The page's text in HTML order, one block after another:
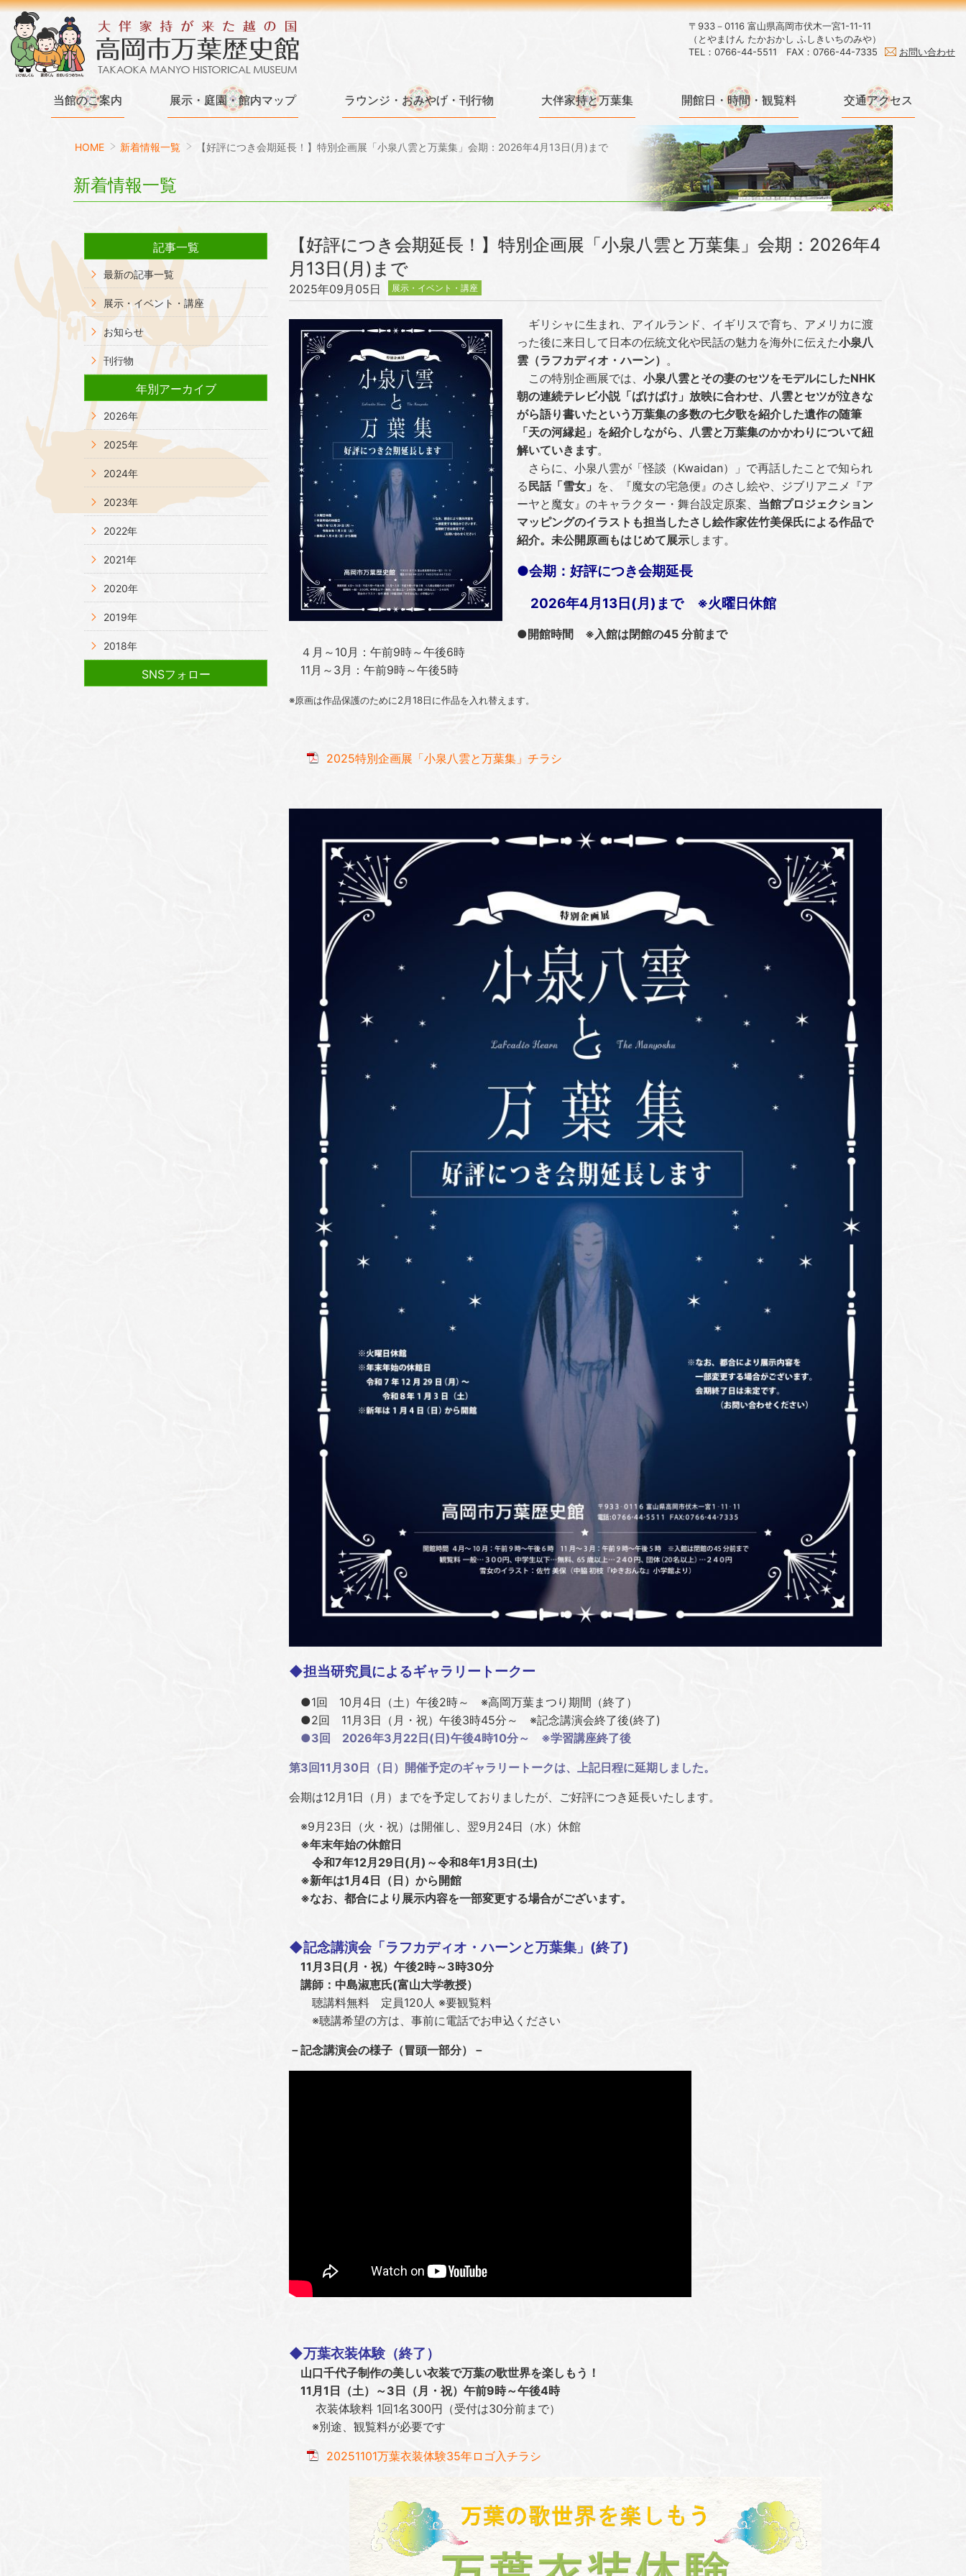
〒933－0116 富山県高岡市伏木一宮1-11-11
（とやまけん たかおかし ふしきいちのみや）
TEL：0766-44-5511 FAX：0766-44-7335 お問い合わせ
当館のご案内 展示・庭園・館内マップ ラウンジ・おみやげ・刊行物 大伴家持と万葉集 開館日・時間・観覧料 交通アクセス
HOME 新着情報一覧 【好評につき会期延長！】特別企画展「小泉八雲と万葉集」会期：2026年4月13日(月)まで
新着情報一覧
【好評につき会期延長！】特別企画展「小泉八雲と万葉集」会期：2026年4
月13日(月)まで
2025年09月05日 展示・イベント・講座
ギリシャに生まれ、アイルランド、イギリスで育ち、アメリカに渡
った後に来日して日本の伝統文化や民話の魅力を海外に伝えた小泉八
雲（ラフカディオ・ハーン） 。
この特別企画展では、 小泉八雲とその妻のセツをモデルにしたNHK
朝の連続テレビ小説「ばけばけ」放映に合わせ、八雲とセツが泣きな
がら語り書いたという万葉集の多数の七夕歌を紹介した遺作の随筆
「天の河縁起」を紹介しながら、八雲と万葉集のかかわりについて紐
解いていきます。
さらに、小泉八雲が「怪談（Kwaidan）」で再話したことで知られ
る 民話「雪女」 を、『魔女の宅急便』のさし絵や、ジブリアニメ『ア
ーヤと魔女』のキャラクター・舞台設定原案、 当館プロジェクション
マッピングのイラストも担当したさし絵作家佐竹美保氏による作品で
紹介。未公開原画もはじめて展示します。
●会期：好評につき会期延長
2026年4月13日(月)まで ※火曜日休館
●開館時間 ※入館は閉館の45 分前まで
４月～10月：午前9時～午後6時
11月～3月：午前9時～午後5時
※原画は作品保護のために2月18日に作品を入れ替えます。
2025特別企画展「小泉八雲と万葉集」チラシ
◆担当研究員によるギャラリートークー
●1回 10月4日（土）午後2時～ ※高岡万葉まつり期間（終了）
●2回 11月3日（月・祝）午後3時45分～ ※記念講演会終了後(終了)
●3回 2026年3月22日(日)午後4時10分～ ※学習講座終了後
第3回11月30日（日）開催予定のギャラリートークは、上記日程に延期しました。
会期は12月1日（月）までを予定しておりましたが、ご好評につき延長いたします。
※9月23日（火・祝）は開催し、翌9月24日（水）休館
※年末年始の休館日
令和7年12月29日(月)～令和8年1月3日(土)
※新年は1月4日（日）から開館
※なお、都合により展示内容を一部変更する場合がございます。
◆記念講演会「ラフカディオ・ハーンと万葉集」(終了)
11月3日(月・祝）午後2時～3時30分
講師：中島淑恵氏(富山大学教授）
聴講料無料 定員120人 ※要観覧料
※聴講希望の方は、事前に電話でお申込ください
－記念講演会の様子（冒頭一部分）－
◆万葉衣装体験（終了）
山口千代子制作の美しい衣装で万葉の歌世界を楽しもう！
11月1日（土）～3日（月・祝）午前9時～午後4時
衣装体験料 1回1名300円（受付は30分前まで）
※別途、観覧料が必要です
20251101万葉衣装体験35年ロゴ入チラシ
記事一覧
最新の記事一覧
展示・イベント・講座
お知らせ
刊行物
年別アーカイブ
2026年
2025年
2024年
2023年
2022年
2021年
2020年
2019年
2018年
SNSフォロー